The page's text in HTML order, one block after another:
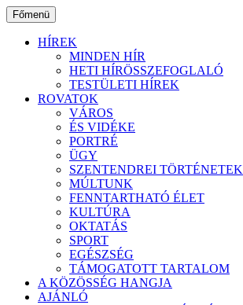
Ugrás
a
tartalomhoz
Főmenü
HÍREK
MINDEN HÍR
HETI HÍRÖSSZEFOGLALÓ
TESTÜLETI HÍREK
ROVATOK
VÁROS
ÉS VIDÉKE
PORTRÉ
ÜGY
SZENTENDREI TÖRTÉNETEK
MÚLTUNK
FENNTARTHATÓ ÉLET
KULTÚRA
OKTATÁS
SPORT
EGÉSZSÉG
TÁMOGATOTT TARTALOM
A KÖZÖSSÉG HANGJA
AJÁNLÓ